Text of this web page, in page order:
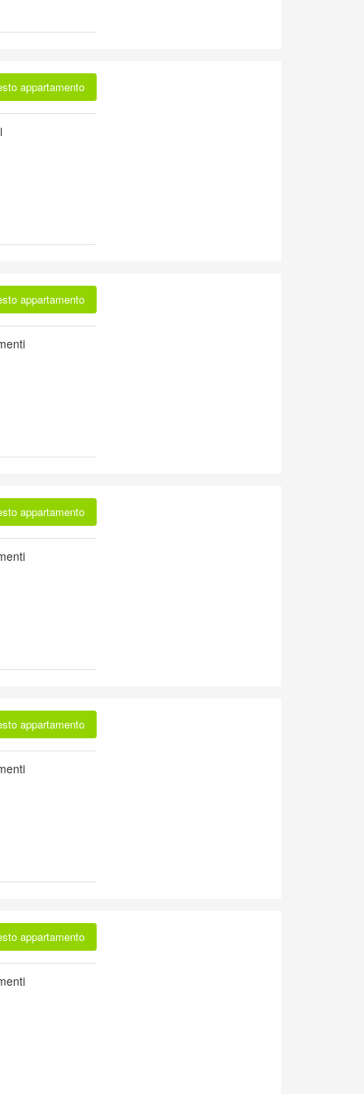
appartamento
appartamento
appartamento
appartamento
appartamento